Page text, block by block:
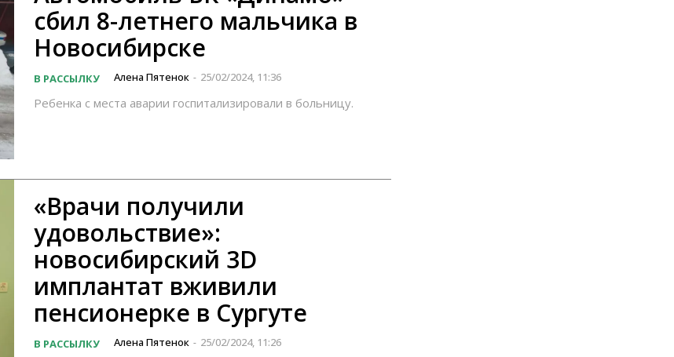
сбил 8-летнего мальчика в
Новосибирске
В РАССЫЛКУ Алена Пятенок - 25/02/2024, 11:36
Ребенка с места аварии госпитализировали в больницу.
«Врачи получили
удовольствие»:
новосибирский 3D
имплантат вживили
пенсионерке в Сургуте
В РАССЫЛКУ Алена Пятенок - 25/02/2024, 11:26